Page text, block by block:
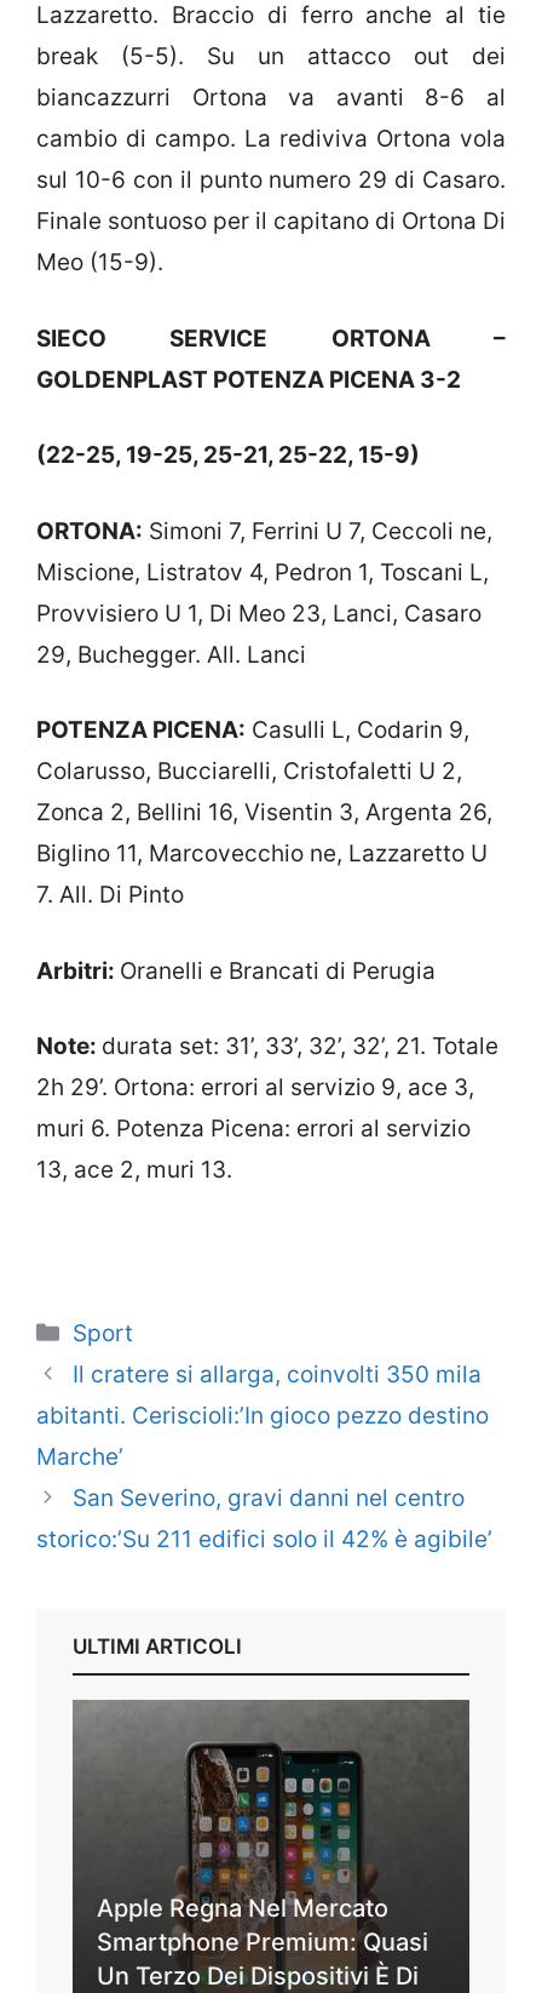
Lazzaretto. Braccio di ferro anche al tie
break (5-5). Su un attacco out dei
biancazzurri Ortona va avanti 8-6 al
cambio di campo. La rediviva Ortona vola
sul 10-6 con il punto numero 29 di Casaro.
Finale sontuoso per il capitano di Ortona Di
Meo (15-9).
SIECO SERVICE ORTONA –
GOLDENPLAST POTENZA PICENA 3-2
(22-25, 19-25, 25-21, 25-22, 15-9)
ORTONA: Simoni 7, Ferrini U 7, Ceccoli ne,
Miscione, Listratov 4, Pedron 1, Toscani L,
Provvisiero U 1, Di Meo 23, Lanci, Casaro
29, Buchegger. All. Lanci
POTENZA PICENA: Casulli L, Codarin 9,
Colarusso, Bucciarelli, Cristofaletti U 2,
Zonca 2, Bellini 16, Visentin 3, Argenta 26,
Biglino 11, Marcovecchio ne, Lazzaretto U
7. All. Di Pinto
Arbitri: Oranelli e Brancati di Perugia
Note: durata set: 31’, 33’, 32’, 32’, 21. Totale
2h 29’. Ortona: errori al servizio 9, ace 3,
muri 6. Potenza Picena: errori al servizio
13, ace 2, muri 13.
Categorie
Sport
Il cratere si allarga, coinvolti 350 mila
abitanti. Ceriscioli:’In gioco pezzo destino
Marche’
San Severino, gravi danni nel centro
storico:’Su 211 edifici solo il 42% è agibile’
ULTIMI ARTICOLI
Apple Regna Nel Mercato
Smartphone Premium: Quasi
Un Terzo Dei Dispositivi È Di